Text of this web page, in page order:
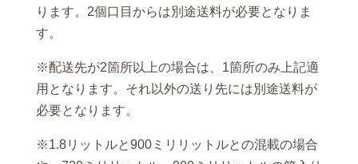
ります。2個口目からは別途送料が必要となりま
す。
※配送先が2箇所以上の場合は、1箇所のみ上記適
用となります。それ以外の送り先には別途送料が
必要となります。
※1.8リットルと900ミリリットルとの混載の場合